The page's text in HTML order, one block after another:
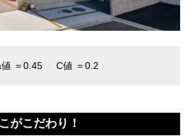
値 ＝0.45 C値 ＝0.2
がこだわり！